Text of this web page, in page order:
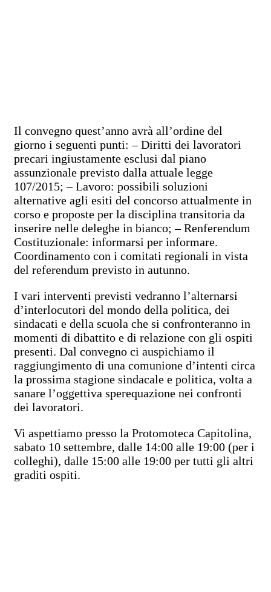
Il convegno quest’anno avrà all’ordine del
giorno i seguenti punti: – Diritti dei lavoratori
precari ingiustamente esclusi dal piano
assunzionale previsto dalla attuale legge
107/2015; – Lavoro: possibili soluzioni
alternative agli esiti del concorso attualmente in
corso e proposte per la disciplina transitoria da
inserire nelle deleghe in bianco; – Renferendum
Costituzionale: informarsi per informare.
Coordinamento con i comitati regionali in vista
del referendum previsto in autunno.
I vari interventi previsti vedranno l’alternarsi
d’interlocutori del mondo della politica, dei
sindacati e della scuola che si confronteranno in
momenti di dibattito e di relazione con gli ospiti
presenti. Dal convegno ci auspichiamo il
raggiungimento di una comunione d’intenti circa
la prossima stagione sindacale e politica, volta a
sanare l’oggettiva sperequazione nei confronti
dei lavoratori.
Vi aspettiamo presso la Protomoteca Capitolina,
sabato 10 settembre, dalle 14:00 alle 19:00 (per i
colleghi), dalle 15:00 alle 19:00 per tutti gli altri
graditi ospiti.